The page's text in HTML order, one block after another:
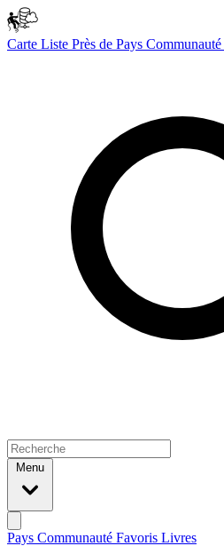
Carte Liste Près de Pays Communauté
Menu
Pays Communauté Favoris Livres